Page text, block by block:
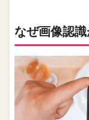
なぜ画像認